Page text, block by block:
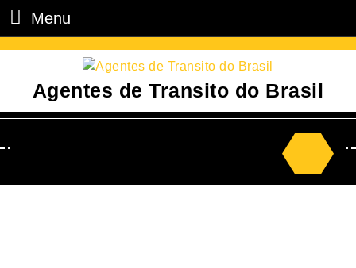
Menu
Agentes de Transito do Brasil